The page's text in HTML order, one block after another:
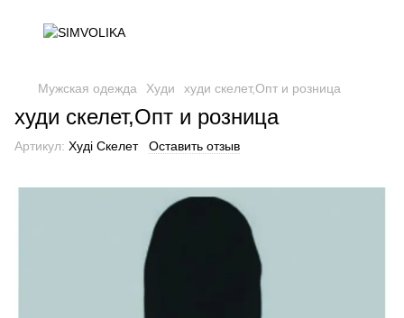
Мужская одежда Худи худи скелет,Опт и розница
худи скелет,Опт и розница
Артикул: Худі Скелет Оставить отзыв